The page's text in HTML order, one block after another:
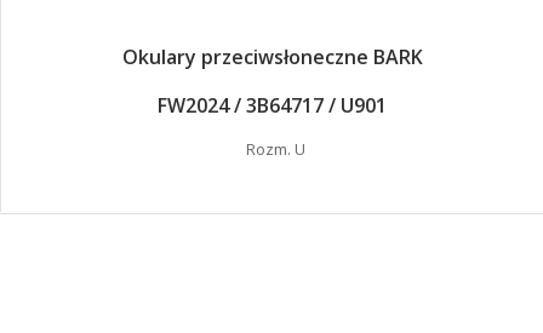
Okulary przeciwsłoneczne BARK
FW2024 / 3B64717 / U901
Rozm. U